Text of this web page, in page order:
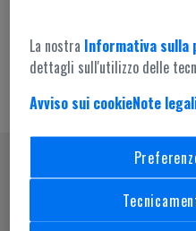
La nostra Informativa sulla
dettagli sull'utilizzo delle
Avviso sui cookieNote